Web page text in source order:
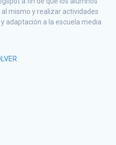
mismo y realizar actividades
adaptación a la escuela media